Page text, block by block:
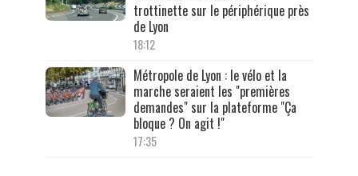
trottinette sur le périphérique près
de Lyon
18:12
Métropole de Lyon : le vélo et la
marche seraient les "premières
demandes" sur la plateforme "Ça
bloque ? On agit !"
17:35